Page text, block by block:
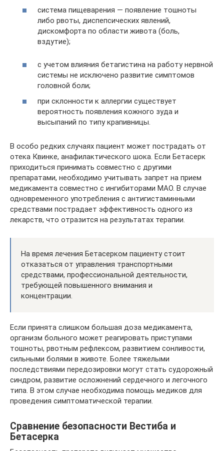
система пищеварения — появление тошноты
либо рвоты, диспепсических явлений,
дискомфорта по области живота (боль,
вздутие);
с учетом влияния бетагистина на работу нервной
системы не исключено развитие симптомов
головной боли;
при склонности к аллергии существует
вероятность появления кожного зуда и
высыпаний по типу крапивницы.
В особо редких случаях пациент может пострадать от
отека Квинке, анафилактического шока. Если Бетасерк
приходиться принимать совместно с другими
препаратами, необходимо учитывать запрет на прием
медикамента совместно с ингибиторами МАО. В случае
одновременного употребления с антигистаминными
средствами пострадает эффективность одного из
лекарств, что отразится на результатах терапии.
На время лечения Бетасерком пациенту стоит
отказаться от управления транспортными
средствами, профессиональной деятельности,
требующей повышенного внимания и
концентрации.
Если принята слишком большая доза медикамента,
организм больного может реагировать приступами
тошноты, рвотным рефлексом, развитием сонливости,
сильными болями в животе. Более тяжелыми
последствиями передозировки могут стать судорожный
синдром, развитие осложнений сердечного и легочного
типа. В этом случае необходима помощь медиков для
проведения симптоматической терапии.
Сравнение безопасности Вестиба и
Бетасерка